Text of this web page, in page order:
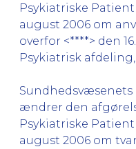
Psykiatriske
august 2006 om
overfor <****> den
Psykiatrisk afdeling,
ændrer den
Psykiatriske
august 2006 om